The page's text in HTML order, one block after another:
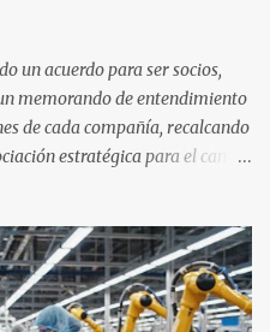
en cuenta que es un modelo
un acuerdo para ser socios,
memorando de entendimiento
de cada compañía, recalcando
estratégica para el campo
que para finales de marzo de
con las conversaciones para
Sujeto a la firma de los